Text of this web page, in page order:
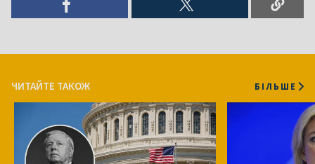
ЧИТАЙТЕ ТАКОЖ БІЛЬШЕ